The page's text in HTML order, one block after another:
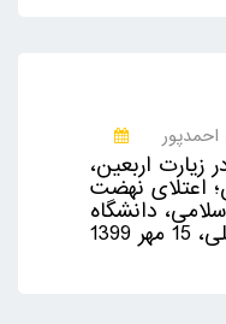
اربعین،
اعتلای نهضت
دانشگاه